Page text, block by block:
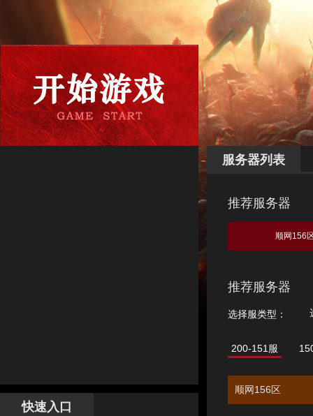
快速入口
服务器列表
推荐服务器
顺网156
推荐服务器
选择服类型：
200-151服
顺网156区